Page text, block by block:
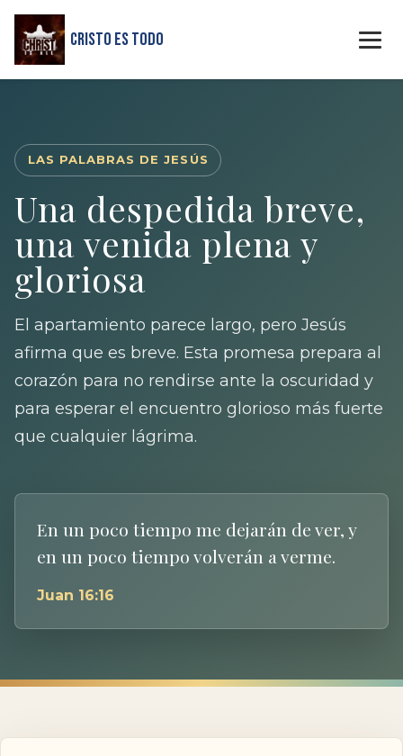
Cristo Es Todo
LAS PALABRAS DE JESÚS
Una despedida breve,
una venida plena y
gloriosa
El apartamiento parece largo, pero Jesús
afirma que es breve. Esta promesa prepara al
corazón para no rendirse ante la oscuridad y
para esperar el encuentro glorioso más fuerte
que cualquier lágrima.
En un poco tiempo me dejarán de ver, y
en un poco tiempo volverán a verme.
Juan 16:16